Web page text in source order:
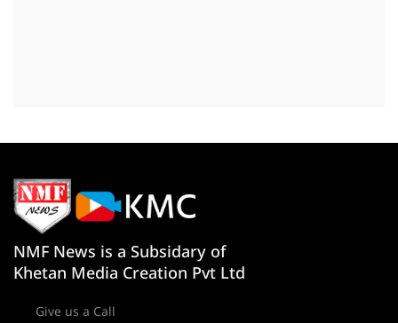
NMF News is a Subsidary of
Khetan Media Creation Pvt Ltd
Give us a Call